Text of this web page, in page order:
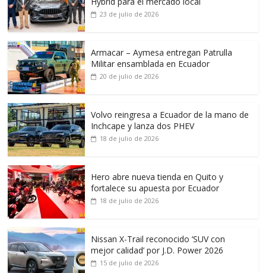
23 de julio de 2026
Armacar – Aymesa entregan Patrulla
Militar ensamblada en Ecuador
20 de julio de 2026
Volvo reingresa a Ecuador de la mano de
Inchcape y lanza dos PHEV
18 de julio de 2026
Hero abre nueva tienda en Quito y
fortalece su apuesta por Ecuador
18 de julio de 2026
Nissan X-Trail reconocido ‘SUV con
mejor calidad’ por J.D. Power 2026
15 de julio de 2026